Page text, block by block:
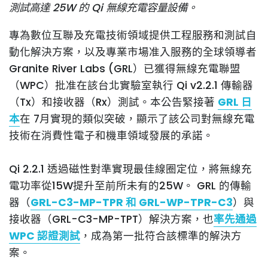
測試高達 25W 的 Qi 無線充電容量設備。
專為數位互聯及充電技術領域提供工程服務和測試自
動化解決方案，以及專業市場准入服務的全球領導者
Granite River Labs (GRL） 已獲得無線充電聯盟
（WPC）批准在該台北實驗室執行 Qi v2.2.1 傳輸器
（Tx）和接收器（Rx）測試。本公告緊接著 GRL 日
本在 7月實現的類似突破，顯示了該公司對無線充電
技術在消費性電子和機車領域發展的承諾。
Qi 2.2.1 透過磁性對準實現最佳線圈定位，將無線充
電功率從15W提升至前所未有的25W。 GRL 的傳輸
器（GRL-C3-MP-TPR 和 GRL-WP-TPR-C3）與
接收器（GRL-C3-MP-TPT）解決方案，也率先通過
WPC 認證測試 ，成為第一批符合該標準的解決方
案。